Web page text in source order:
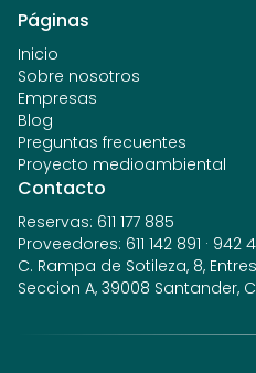
Páginas
Inicio
Sobre nosotros
Empresas
Blog
Preguntas frecuentes
Proyecto medioambiental
Contacto
Reservas: 611 177 885
Proveedores: 611 142 891 · 942
C. Rampa de Sotileza, 8,
Seccion A, 39008 Santander,